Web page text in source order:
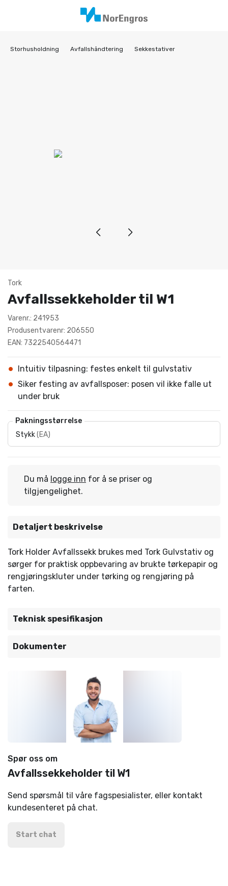
Storhusholdning Avfallshåndtering Sekkestativer
Tork
Avfallssekkeholder til W1
Varenr.: 241953
Produsentvarenr: 206550
EAN: 7322540564471
Intuitiv tilpasning: festes enkelt til gulvstativ
Siker festing av avfallsposer: posen vil ikke falle ut
under bruk
Pakningsstørrelse
Stykk(EA)
Du må logge inn for å se priser og
tilgjengelighet.
Detaljert beskrivelse
Tork Holder Avfallssekk brukes med Tork Gulvstativ og
sørger for praktisk oppbevaring av brukte tørkepapir og
rengjøringskluter under tørking og rengjøring på
farten.
Teknisk spesifikasjon
Dokumenter
Spør oss om
Avfallssekkeholder til W1
Send spørsmål til våre fagspesialister, eller kontakt
kundesenteret på chat.
Start chat